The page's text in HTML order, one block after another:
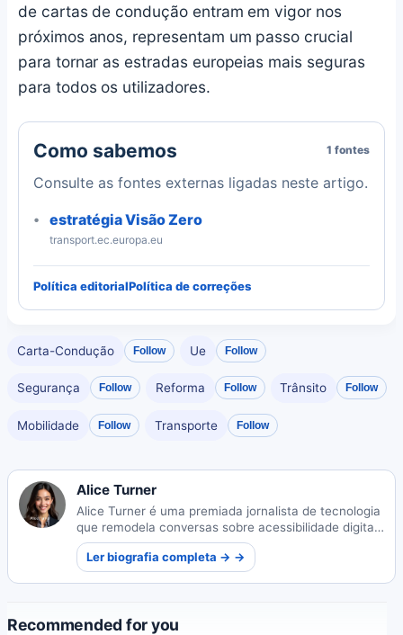
de cartas de condução entram em vigor nos
próximos anos, representam um passo crucial
para tornar as estradas europeias mais seguras
para todos os utilizadores.
Como sabemos 1 fontes
Consulte as fontes externas ligadas neste artigo.
estratégia Visão Zero
transport.ec.europa.eu
Política editorialPolítica de correções
Carta-Condução Follow Ue Follow
Segurança Follow Reforma Follow Trânsito Follow
Mobilidade Follow Transporte Follow
Alice Turner
Alice Turner é uma premiada jornalista de tecnologia
que remodela conversas sobre acessibilidade digital.
Seu trabalho combina insights técnicos com
narrativas pessoais para amplificar vozes
subrepresentadas no mundo da tecnologia.
Ler biografia completa → →
Recommended for you